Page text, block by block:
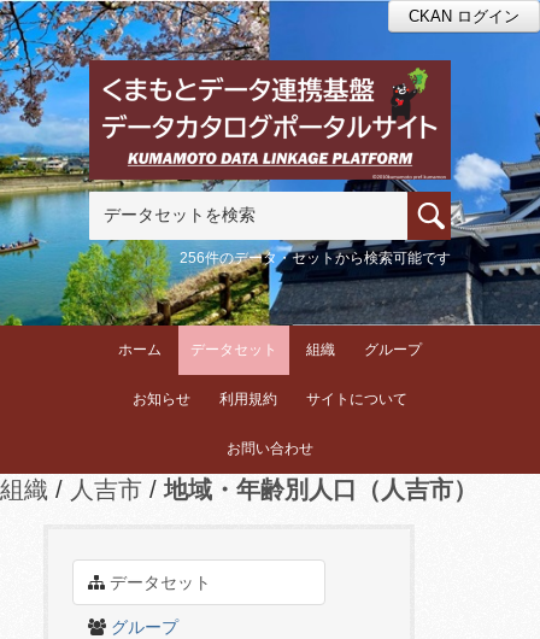
CKAN ログイン
256件のデータ・セットから検索可能です
ホーム データセット 組織 グループ
お知らせ 利用規約 サイトについて
お問い合わせ
組織 人吉市 地域・年齢別人口（人吉市）
データセット
グループ